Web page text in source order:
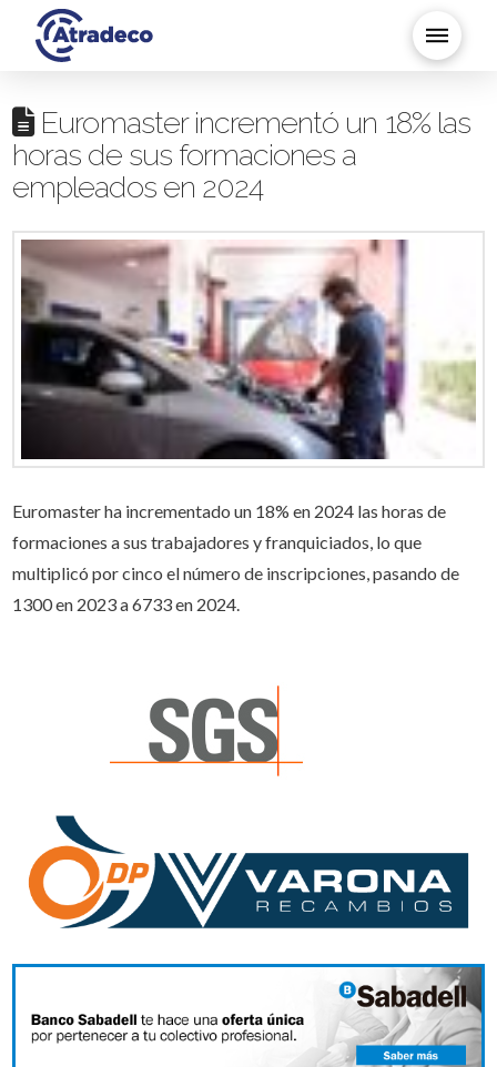
Euromaster incrementó un 18% las
horas de sus formaciones a
empleados en 2024
Euromaster ha incrementado un 18% en 2024 las horas de
formaciones a sus trabajadores y franquiciados, lo que
multiplicó por cinco el número de inscripciones, pasando de
1300 en 2023 a 6733 en 2024.